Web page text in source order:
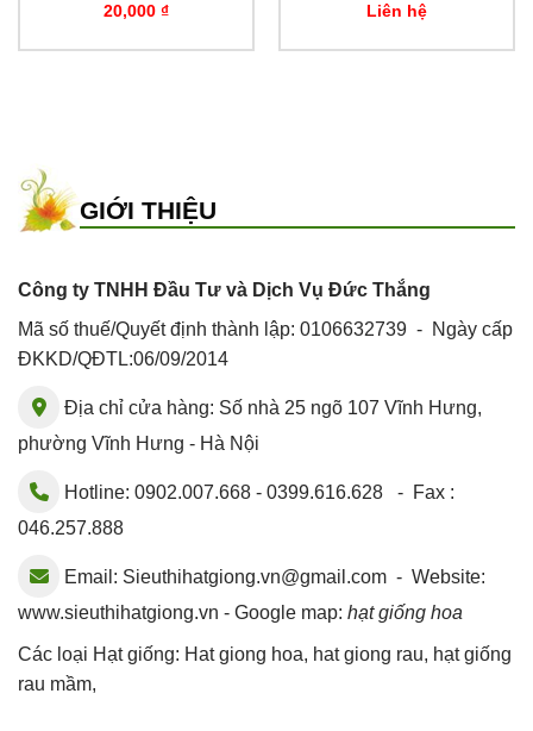
20,000 ₫ Liên hệ
GIỚI THIỆU
Công ty TNHH Đầu Tư và Dịch Vụ Đức Thắng
Mã số thuế/Quyết định thành lập: 0106632739 - Ngày cấp
ĐKKD/QĐTL:06/09/2014
Địa chỉ cửa hàng: Số nhà 25 ngõ 107 Vĩnh Hưng,
phường Vĩnh Hưng - Hà Nội
Hotline: 0902.007.668 - 0399.616.628 - Fax :
046.257.888
Email: Sieuthihatgiong.vn@gmail.com - Website:
www.sieuthihatgiong.vn - Google map: hạt giống hoa
Các loại Hạt giống: Hat giong hoa, hat giong rau, hạt giống
rau mầm,